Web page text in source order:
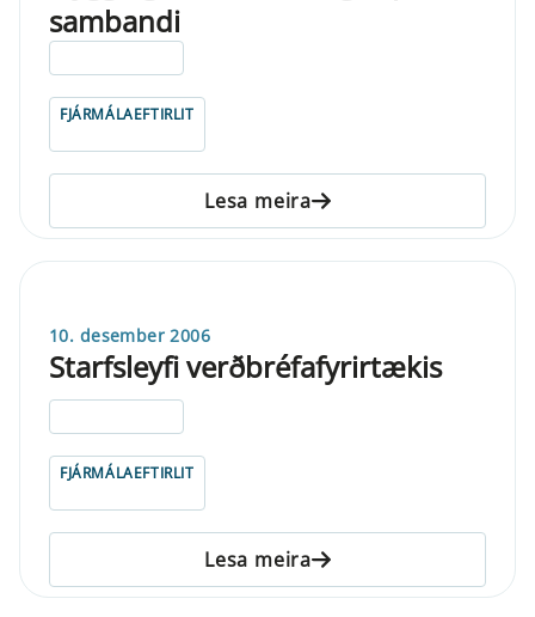
sambandi
FJÁRMÁLAEFTIRLIT
Lesa meira
10. desember 2006
Starfsleyfi verðbréfafyrirtækis
FJÁRMÁLAEFTIRLIT
Lesa meira